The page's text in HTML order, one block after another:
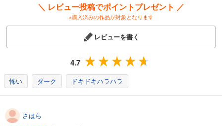
＼ レビュー投稿でポイントプレゼント ／
※購入済みの作品が対象となります
レビューを書く
4.7
怖い ダーク ドキドキハラハラ
さはら